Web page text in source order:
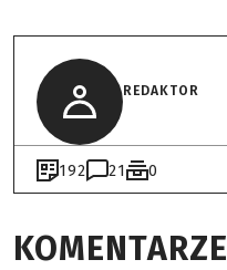
REDAKTOR
192 21 0
KOMENTARZE